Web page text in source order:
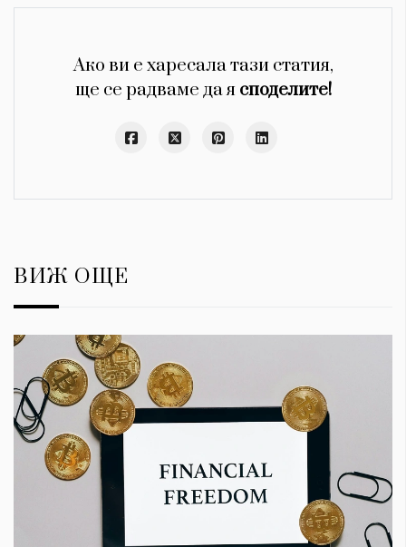
Ако ви е харесала тази статия,
ще се радваме да я споделите!
ВИЖ ОЩЕ